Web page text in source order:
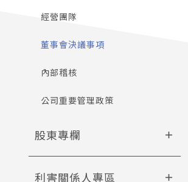
經營團隊
董事會決議事項
內部稽核
公司重要管理政策
股東專欄 add
利害關係人專區 add